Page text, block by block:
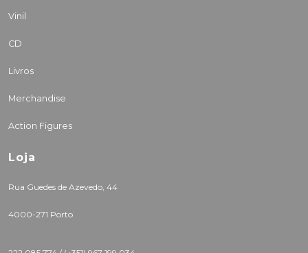
Vinil
CD
Livros
Merchandise
Action Figures
Loja
Rua Guedes de Azevedo, 44
4000-271 Porto